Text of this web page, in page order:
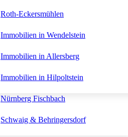
Nördliche Außenstadt Almoshof
Nordöstliche Außenstadt Erlenstegen
Nürnberger Westen
Nürnberg Altenfurt
Nürnberg Fischbach
Schwaig & Behringersdorf
Immobilien in Oberasbach
Immobilien in Stein
Roth-Eckersmühlen
Immobilien in Wendelstein
Immobilien in Allersberg
Immobilien in Hilpoltstein